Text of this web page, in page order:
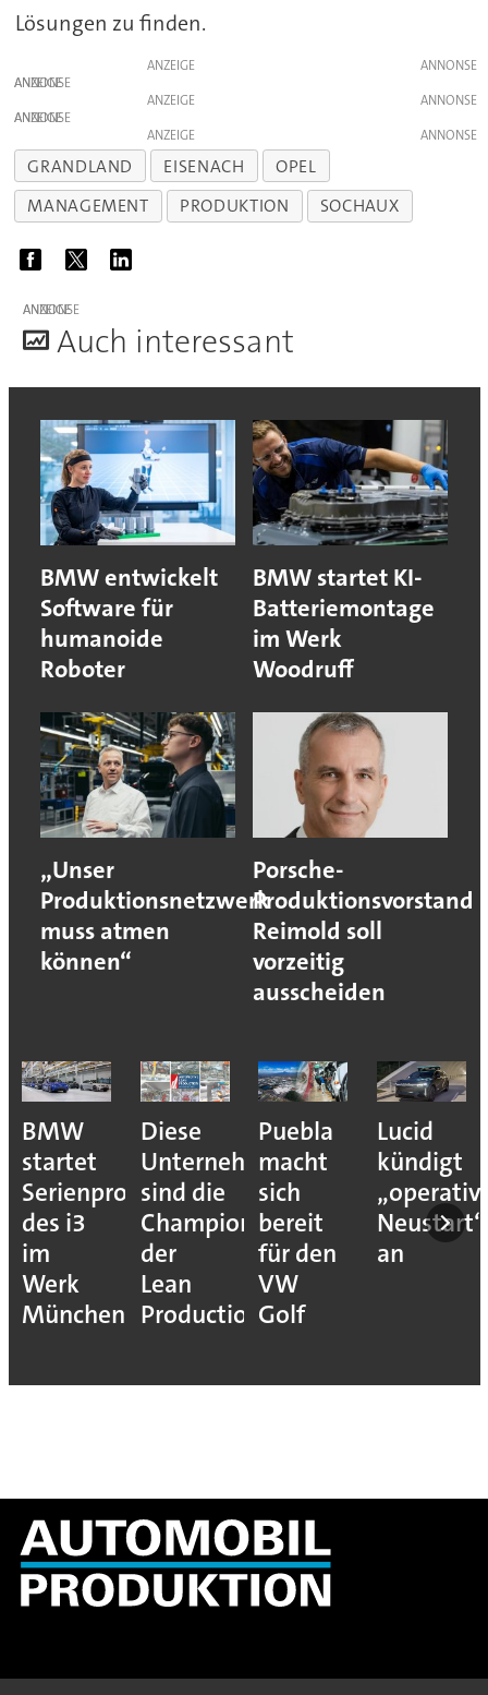
Lösungen zu finden.
ANZEIGE
ANZEIGE
ANZEIGE
ANZEIGE
ANZEIGE
GRANDLAND EISENACH
OPEL
MANAGEMENT
PRODUKTION SOCHAUX
ANZEIGE
Auch interessant
BMW entwickelt
Software für
humanoide
Roboter
BMW startet KI-
Batteriemontage
im Werk
Woodruff
„Unser
Produktionsnetzwerk
muss atmen
können“
Porsche-
Produktionsvorstand
Reimold soll
vorzeitig
ausscheiden
BMW
startet
Serienproduktion
des i3
im
Werk
München
Diese
Unternehmen
sind die
Champions
der
Lean
Production
Puebla
macht
sich
bereit
für den
VW
Golf
Lucid
kündigt
Neustart“
an